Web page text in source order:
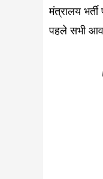
मंत्रालय
पहले सभी